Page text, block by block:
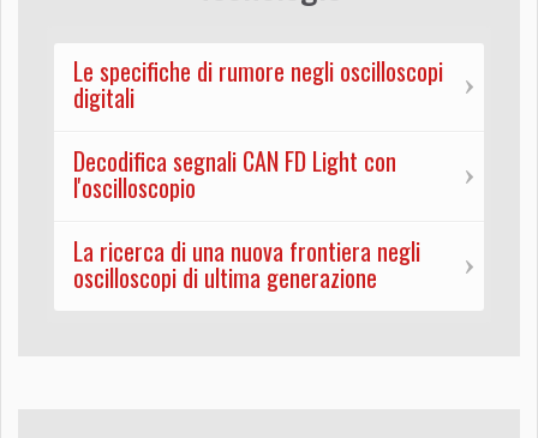
Le specifiche di rumore negli oscilloscopi
digitali
Decodifica segnali CAN FD Light con
l'oscilloscopio
La ricerca di una nuova frontiera negli
oscilloscopi di ultima generazione